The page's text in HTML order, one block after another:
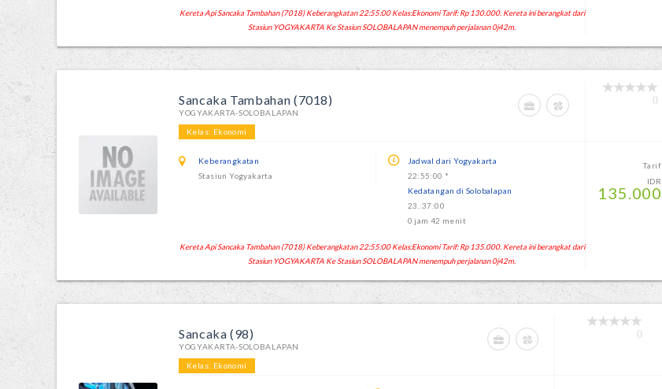
Kereta Api Sancaka Tambahan (7018) Keberangkatan 22:55:00 Kelas:Ekonomi Tarif: Rp 130.000. Kereta ini berangkat dari
Stasiun YOGYAKARTA Ke Stasiun SOLOBALAPAN menempuh perjalanan 0j42m.
Sancaka Tambahan (7018)
YOGYAKARTA-SOLOBALAPAN
Kelas: Ekonomi
0
Keberangkatan
Stasiun Yogyakarta
Jadwal dari Yogyakarta
22:55:00 *
Kedatangan di Solobalapan
23.:37:00
0 jam 42 menit
Tarif
IDR
135.000
Kereta Api Sancaka Tambahan (7018) Keberangkatan 22:55:00 Kelas:Ekonomi Tarif: Rp 135.000. Kereta ini berangkat dari
Stasiun YOGYAKARTA Ke Stasiun SOLOBALAPAN menempuh perjalanan 0j42m.
Sancaka (98)
YOGYAKARTA-SOLOBALAPAN
Kelas: Ekonomi
0